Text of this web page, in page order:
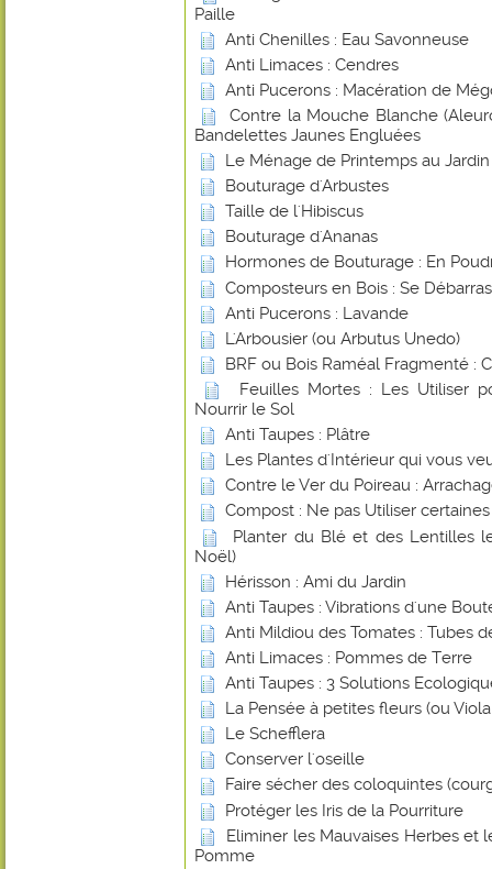
Paille
Anti Chenilles : Eau Savonneuse
Anti Limaces : Cendres
Anti Pucerons : Macération de
Contre la Mouche Blanche
Bandelettes Jaunes Engluées
Le Ménage de Printemps au Jardin
Bouturage d'Arbustes
Taille de l'Hibiscus
Bouturage d'Ananas
Hormones de Bouturage : En
Composteurs en Bois : Se
Anti Pucerons : Lavande
L'Arbousier (ou Arbutus Unedo)
BRF ou Bois Raméal Fragmenté :
Feuilles Mortes : Les Utiliser
Nourrir le Sol
Anti Taupes : Plâtre
Les Plantes d'Intérieur qui vous
Contre le Ver du Poireau :
Compost : Ne pas Utiliser
Planter du Blé et des Lentilles
Noël)
Hérisson : Ami du Jardin
Anti Taupes : Vibrations d'une
Anti Mildiou des Tomates : Tubes
Anti Limaces : Pommes de Terre
Anti Taupes : 3 Solutions
La Pensée à petites fleurs (ou
Le Schefflera
Conserver l'oseille
Faire sécher des coloquintes
Protéger les Iris de la Pourriture
Eliminer les Mauvaises Herbes et
Pomme